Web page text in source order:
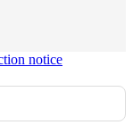
notice